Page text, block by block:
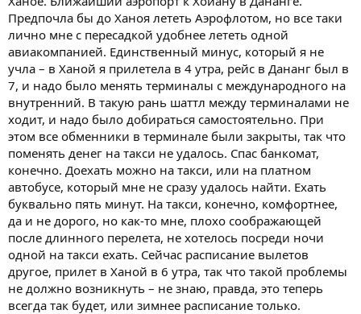
Предпочла бы до Ханоя лететь Аэрофлотом, но все таки
лично мне с пересадкой удобнее лететь одной
авиакомпанией. Единственный минус, который я не
учла – в Ханой я прилетела в 4 утра, рейс в Дананг был в
7, и надо было менять терминалы с международного на
внутренний. В такую рань шаттл между терминалами не
ходит, и надо было добираться самостоятельно. При
этом все обменники в терминале были закрыты, так что
поменять денег на такси не удалось. Спас банкомат,
конечно. Доехать можно на такси, или на платном
автобусе, который мне не сразу удалось найти. Ехать
буквально пять минут. На такси, конечно, комфортнее,
да и не дорого, но как-то мне, плохо соображающей
после длинного перелета, не хотелось посреди ночи
одной на такси ехать. Сейчас расписание вылетов
другое, прилет в Ханой в 6 утра, так что такой проблемы
не должно возникнуть – не знаю, правда, это теперь
всегда так будет, или зимнее расписание только.